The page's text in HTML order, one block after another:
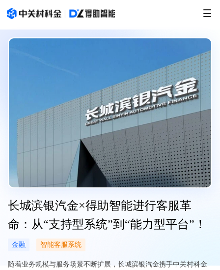
长城滨银汽金×得助智能进行客服革
命：从“支持型系统”到“能力型平台”！
金融 智能客服系统
随着业务规模与服务场景不断扩展，长城滨银汽金携手中关村科金